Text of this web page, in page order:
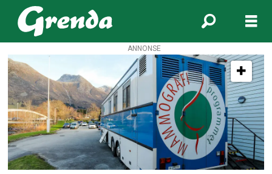
Tag:
medisin
og
helse
ANNONSE